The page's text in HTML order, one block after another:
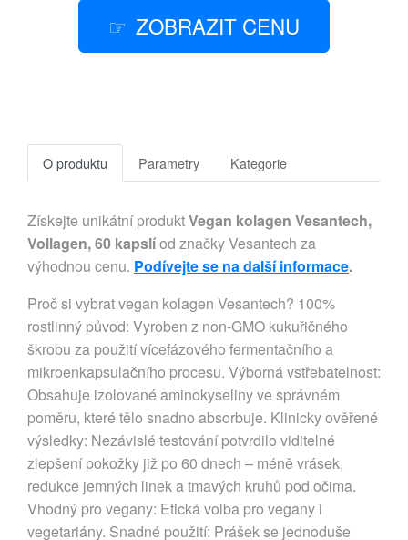
ZOBRAZIT CENU
O produktu Parametry Kategorie
Získejte unikátní produktVegan kolagen Vesantech,
Vollagen, 60 kapslíod značky Vesantech za
výhodnou cenu. Podívejte se na další informace.
Proč si vybrat vegan kolagen Vesantech? 100%
rostlinný původ: Vyroben z non-GMO kukuřičného
škrobu za použití vícefázového fermentačního a
mikroenkapsulačního procesu. Výborná vstřebatelnost:
Obsahuje izolované aminokyseliny ve správném
poměru, které tělo snadno absorbuje. Klinicky ověřené
výsledky: Nezávislé testování potvrdilo viditelné
zlepšení pokožky již po 60 dnech – méně vrásek,
redukce jemných linek a tmavých kruhů pod očima.
Vhodný pro vegany: Etická volba pro vegany i
vegetariány. Snadné použití: Prášek se jednoduše